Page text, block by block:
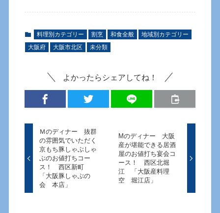
料理別カテゴリー 割烹 和食全般
地域別カテゴリー
大阪府
大阪市北区 未分類
よかったらシェアしてね！
Ｍのディナー 抜群
の雰囲気でいただく
京もち豚しゃぶしゃ
ぶのお値打ちコー
ス！ 西区新町
「大阪豚しゃぶの
会 本店」
Mのディナー 大阪
産が堪能できる居酒
屋のお値打ち宴会コ
ース！ 西区北堀
江 「大阪産料理
空 堀江店」